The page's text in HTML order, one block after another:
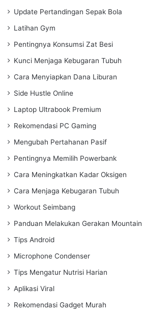
Update Pertandingan Sepak Bola
Latihan Gym
Pentingnya Konsumsi Zat Besi
Kunci Menjaga Kebugaran Tubuh
Cara Menyiapkan Dana Liburan
Side Hustle Online
Laptop Ultrabook Premium
Rekomendasi PC Gaming
Mengubah Pertahanan Pasif
Pentingnya Memilih Powerbank
Cara Meningkatkan Kadar Oksigen
Cara Menjaga Kebugaran Tubuh
Workout Seimbang
Panduan Melakukan Gerakan Mountain
Tips Android
Microphone Condenser
Tips Mengatur Nutrisi Harian
Aplikasi Viral
Rekomendasi Gadget Murah